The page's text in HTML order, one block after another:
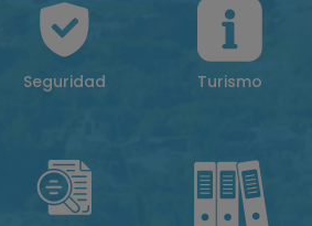
Seguridad Turismo